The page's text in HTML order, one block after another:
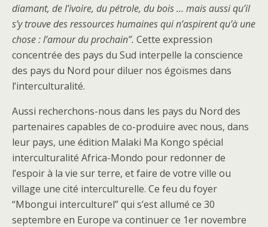
diamant, de l’ivoire, du pétrole, du bois … mais aussi qu’il
s’y trouve des ressources humaines qui n’aspirent qu’à une
chose : l’amour du prochain”. Cette expression
concentrée des pays du Sud interpelle la conscience
des pays du Nord pour diluer nos égoïsmes dans
l’interculturalité.
Aussi recherchons-nous dans les pays du Nord des
partenaires capables de co-produire avec nous, dans
leur pays, une édition Malaki Ma Kongo spécial
interculturalité Africa-Mondo pour redonner de
l’espoir à la vie sur terre, et faire de votre ville ou
village une cité interculturelle. Ce feu du foyer
“Mbongui interculturel” qui s’est allumé ce 30
septembre en Europe va continuer ce 1er novembre